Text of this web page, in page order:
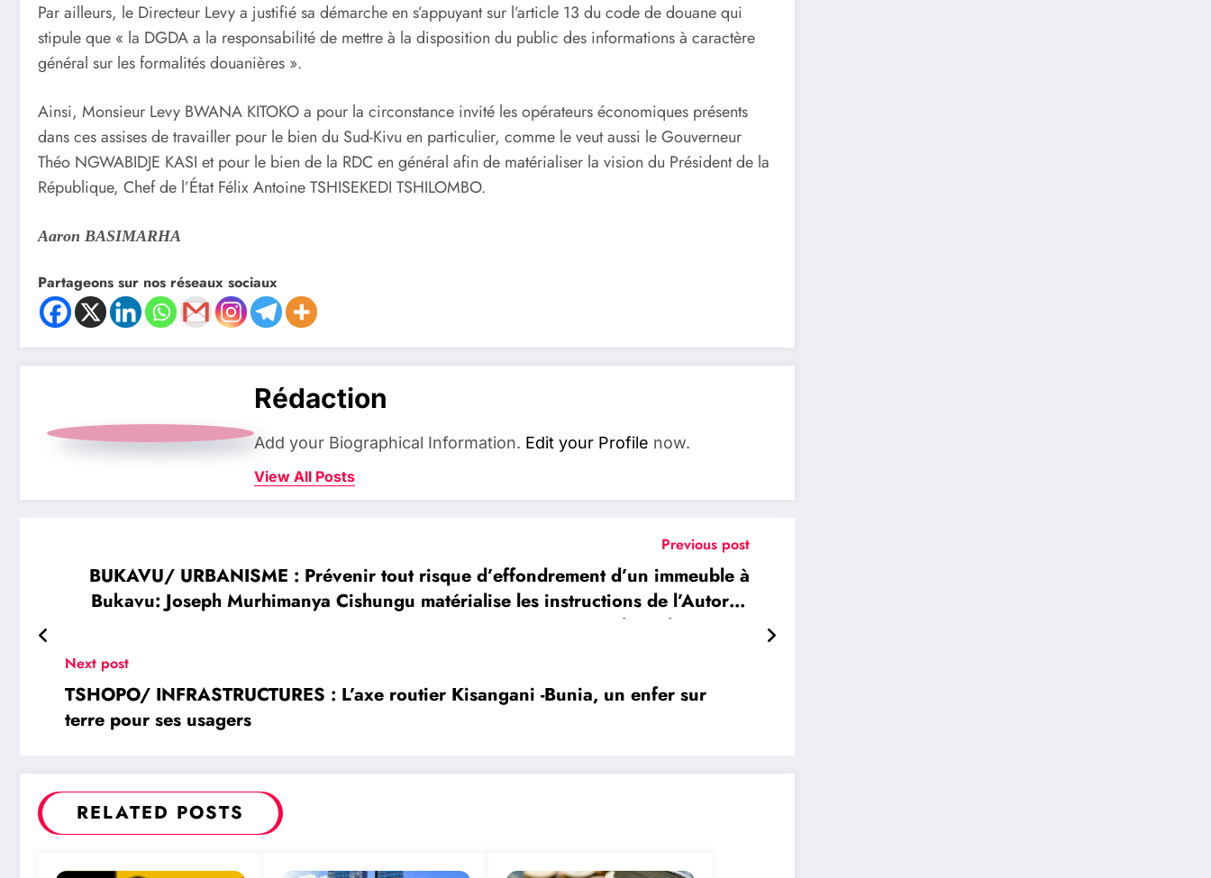
Par ailleurs, le Directeur Levy a justifié sa démarche en s’appuyant sur l’article 13 du code de douane qui
stipule que « la DGDA a la responsabilité de mettre à la disposition du public des informations à caractère
général sur les formalités douanières ».
Ainsi, Monsieur Levy BWANA KITOKO a pour la circonstance invité les opérateurs économiques présents
dans ces assises de travailler pour le bien du Sud-Kivu en particulier, comme le veut aussi le Gouverneur
Théo NGWABIDJE KASI et pour le bien de la RDC en général afin de matérialiser la vision du Président de la
République, Chef de l’État Félix Antoine TSHISEKEDI TSHILOMBO.
Aaron BASIMARHA
Partageons sur nos réseaux sociaux
Rédaction
Add your Biographical Information. Edit your Profile now.
View All Posts
Previous post
BUKAVU/ URBANISME : Prévenir tout risque d’effondrement d’un immeuble à
Bukavu: Joseph Murhimanya Cishungu matérialise les instructions de l’Autorité
Provinciale en la matière
Next post
TSHOPO/ INFRASTRUCTURES : L’axe routier Kisangani -Bunia, un enfer sur
terre pour ses usagers
RELATED POSTS